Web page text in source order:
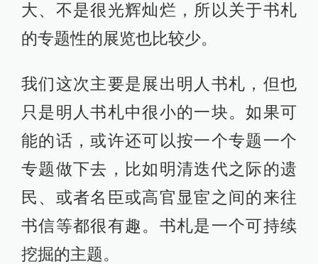
大、不是很光辉灿烂，所以关于书札
的专题性的展览也比较少。
我们这次主要是展出明人书札，但也
只是明人书札中很小的一块。如果可
能的话，或许还可以按一个专题一个
专题做下去，比如明清迭代之际的遗
民、或者名臣或高官显宦之间的来往
书信等都很有趣。书札是一个可持续
挖掘的主题。